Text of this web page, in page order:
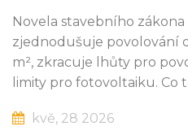
Novela stavebního
zjednodušuje povolování
m², zkracuje lhůty pro
limity pro fotovoltaiku. Co
kvě, 28 2026